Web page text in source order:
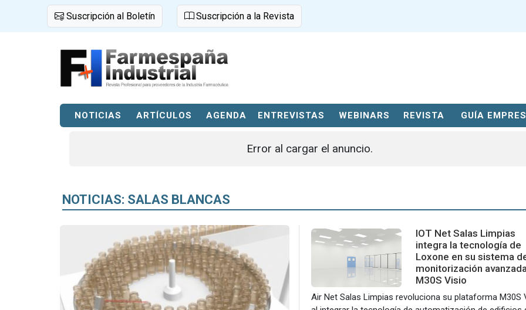
Suscripción al Boletín Suscripción a la Revista
NOTICIAS ARTÍCULOS AGENDA ENTREVISTAS WEBINARS REVISTA GUÍA
Error al cargar el anuncio.
NOTICIAS: SALAS BLANCAS
IOT Net Salas Limpias
integra la tecnología de
Loxone en su sistema
monitorización
M30S Visio
Air Net Salas Limpias revoluciona su plataforma M30S